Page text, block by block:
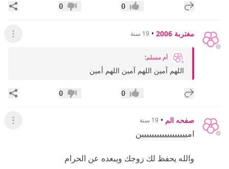
إضافة رد جديد إعجاب0 عدم إعجاب
0
مغتربة 2006 • 19 سنة عرض
أم مسلم:
اللهم آمين اللهم آمين اللهم أمين
إضافة رد جديد إعجاب0 عدم إعجاب
0
صفحه الم • 19 سنة عرض
اميييييييييييييييييين
والله يحفظ لك زوجك ويبعده عن الحرام